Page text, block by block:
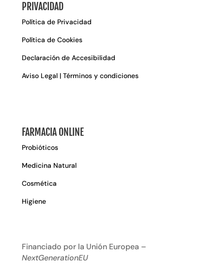
PRIVACIDAD
Política de Privacidad
Política de Cookies
Declaración de Accesibilidad
Aviso Legal | Términos y condiciones
FARMACIA ONLINE
Probióticos
Medicina Natural
Cosmética
Higiene
Financiado por la Unión Europea –
NextGenerationEU